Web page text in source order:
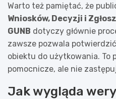
Warto też pamiętać, że
Wniosków, Decyzji i
GUNB dotyczy głównie
zawsze pozwala
obiektu do użytkowania. To
pomocnicze, ale nie
Jak wygląda